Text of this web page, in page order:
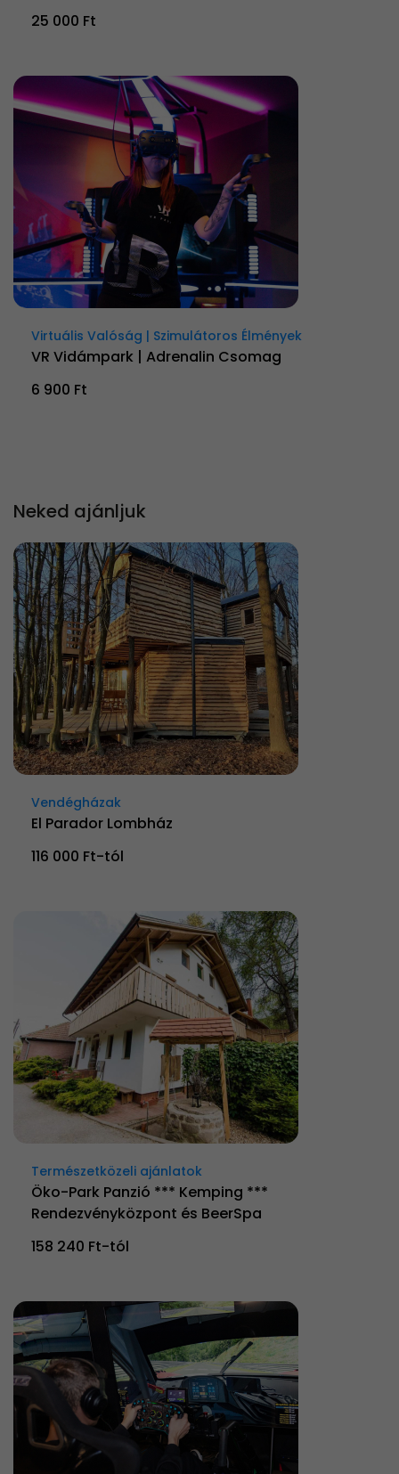
25 000 Ft
Virtuális Valóság | Szimulátoros Élmények
VR Vidámpark | Adrenalin Csomag
6 900 Ft
Neked ajánljuk
Vendégházak
El Parador Lombház
116 000 Ft-tól
Természetközeli ajánlatok
Öko-Park Panzió *** Kemping ***
Rendezvényközpont és BeerSpa
158 240 Ft-tól